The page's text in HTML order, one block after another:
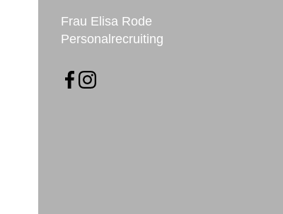
Frau Elisa Rode
Personalrecruiting